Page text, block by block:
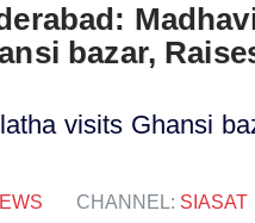
bazar,
visits Ghansi
CHANNEL: SIASAT